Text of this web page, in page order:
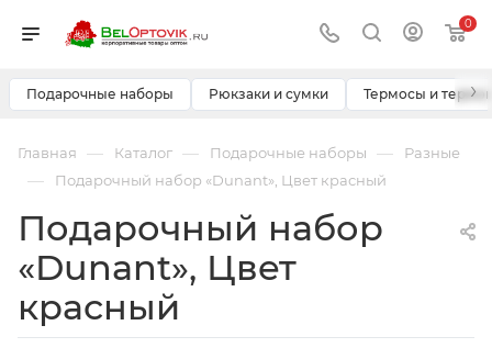
0
Подарочные наборы Рюкзаки и сумки Термосы и ›
Главная — Каталог — Подарочные наборы — Разные
— Подарочный набор «Dunant», Цвет красный
Подарочный набор
«Dunant», Цвет
красный